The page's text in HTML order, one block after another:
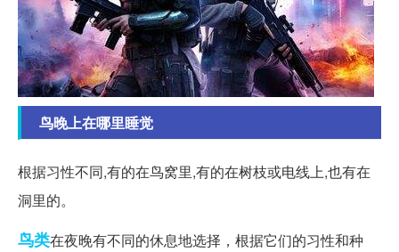
鸟晚上在哪里睡觉
根据习性不同,有的在鸟窝里,有的在树枝或电线上,也有在
洞里的。
鸟类在夜晚有不同的休息地选择，根据它们的习性和种